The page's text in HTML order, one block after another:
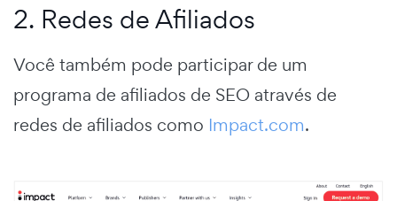
2. Redes de Afiliados
Você também pode participar de um
programa de afiliados de SEO através de
redes de afiliados como Impact.com.